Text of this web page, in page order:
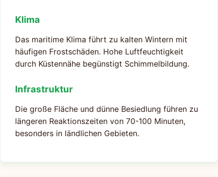
Klima
Das maritime Klima führt zu kalten Wintern mit
häufigen Frostschäden. Hohe Luftfeuchtigkeit
durch Küstennähe begünstigt Schimmelbildung.
Infrastruktur
Die große Fläche und dünne Besiedlung führen zu
längeren Reaktionszeiten von 70-100 Minuten,
besonders in ländlichen Gebieten.